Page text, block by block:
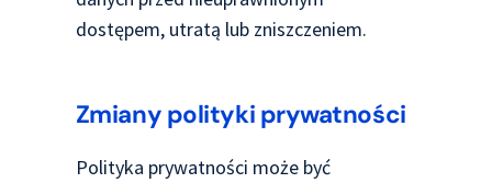
dostępem, utratą lub zniszczeniem.
Zmiany polityki prywatności
Polityka prywatności może być